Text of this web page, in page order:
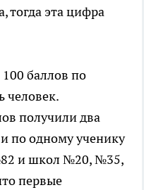
тогда эта цифра
баллов по
человек.
получили два
по одному ученику
и школ №20, №35,
первые